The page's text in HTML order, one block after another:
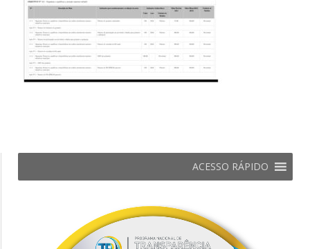
ACESSO RÁPIDO